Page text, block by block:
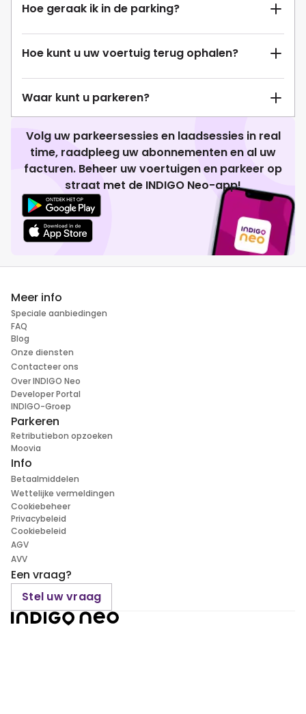
Hoe geraak ik in de parking?
Hoe kunt u uw voertuig terug ophalen?
Waar kunt u parkeren?
Volg uw parkeersessies en laadsessies in real
time, raadpleeg uw abonnementen en al uw
facturen. Beheer uw voertuigen en parkeer op
straat met de INDIGO Neo-app!
Meer info
Speciale aanbiedingen
FAQ
Blog
Onze diensten
Contacteer ons
Over INDIGO Neo
Developer Portal
INDIGO-Groep
Parkeren
Retributiebon opzoeken
Moovia
Info
Betaalmiddelen
Wettelijke vermeldingen
Cookiebeheer
Privacybeleid
Cookiebeleid
AGV
AVV
Een vraag?
Stel uw vraag